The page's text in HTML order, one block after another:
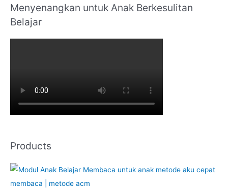
Menyenangkan untuk Anak Berkesulitan
Belajar
Products